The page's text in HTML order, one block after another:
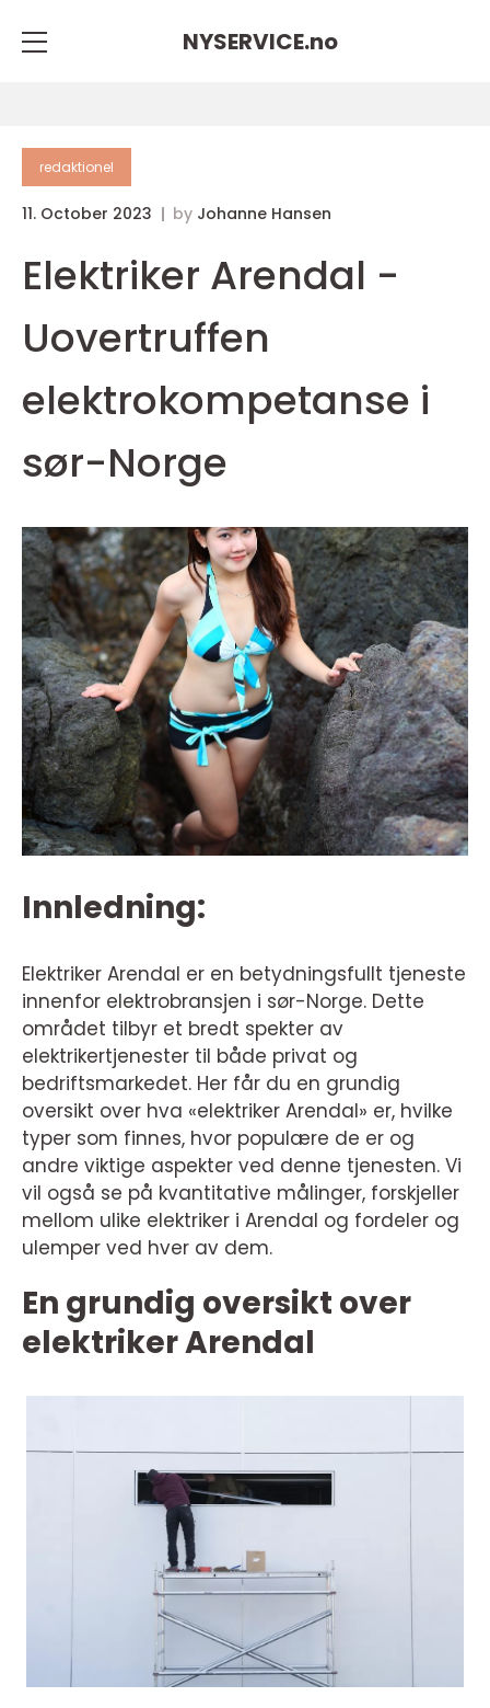
NYSERVICE.no
redaktionel
11. October 2023 by Johanne Hansen
Elektriker Arendal -
Uovertruffen
elektrokompetanse i
sør-Norge
Innledning:
Elektriker Arendal er en betydningsfullt tjeneste
innenfor elektrobransjen i sør-Norge. Dette
området tilbyr et bredt spekter av
elektrikertjenester til både privat og
bedriftsmarkedet. Her får du en grundig
oversikt over hva «elektriker Arendal» er, hvilke
typer som finnes, hvor populære de er og
andre viktige aspekter ved denne tjenesten. Vi
vil også se på kvantitative målinger, forskjeller
mellom ulike elektriker i Arendal og fordeler og
ulemper ved hver av dem.
En grundig oversikt over
elektriker Arendal